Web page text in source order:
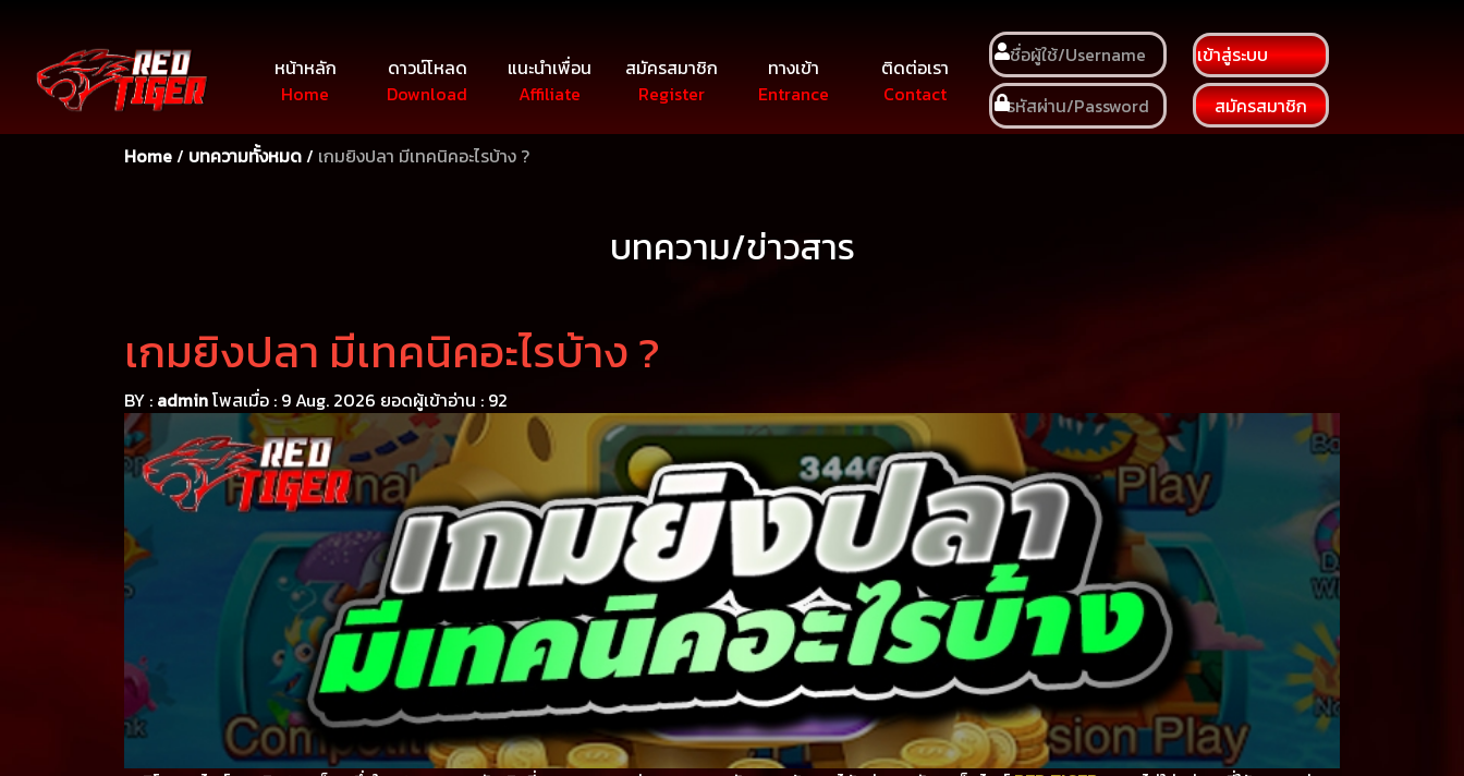
หน้าหลัก
Home
ดาวน์โหลด
Download
แนะนำเพื่อน
Affiliate
สมัครสมาชิก
Register
ทางเข้า
Entrance
ติดต่อเรา
Contact
เข้าสู่ระบบ
สมัครสมาชิก
Home/ บทความทั้งหมด/ เกมยิงปลา มีเทคนิคอะไรบ้าง ?
บทความ/ข่าวสาร
เกมยิงปลา มีเทคนิคอะไรบ้าง ?
BY : adminโพสเมื่อ : 9 Aug. 2026 ยอดผู้เข้าอ่าน : 92